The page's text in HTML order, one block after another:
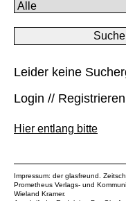
Leider keine
Login // Registrieren
Hier entlang bitte
Impressum: der glasfreund.
Prometheus Verlags- und
Wieland Kramer.